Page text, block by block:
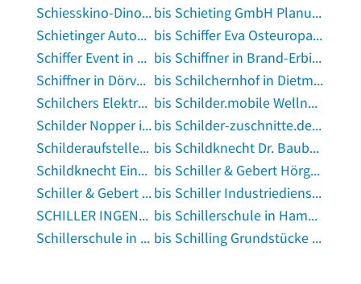
Schiesskino-Dino in Bad Sobernheim
bis Schieting GmbH Planungsbüro-Wohnbau-Immobilien in Rottenburg am Neckar
Schietinger Automaten-Service GmbH in Renchen
bis Schiffer Eva Osteuropa-Kommunikation Übersetzen Dolmetschen Consulting in Berlin
Schiffer Event in Köln
bis Schiffner in Brand-Erbisdorf
Schiffner in Dörverden
bis Schilchernhof in Dietmannsried
Schilchers Elektromeisterbetrieb GmbH in Neuried, Kreis München
bis Schilder.mobile Wellnessmassagen Christina Schilder in Berlin
Schilder Nopper in Krefeld
bis Schilder-zuschnitte.de in Westerheim, Württemberg
Schilderaufsteller.de in Hamburg
bis Schildknecht Dr. Baubetreuungs AG in Erfurt
Schildknecht Einrichtungshaus in Stuttgart
bis Schiller & Gebert Hörgeräte - Sinzing in Sinzing, Oberpfalz
Schiller & Gebert Hörgeräte Cham in Cham, Oberpfalz
bis Schiller Industriedienstleistungen in Münster, Westfalen
SCHILLER INGENIEURE UND GEOLOGEN in Michendorf
bis Schillerschule in Hamm, Westfalen
Schillerschule in Hamm, Westfalen
bis Schilling Grundstücke GbR in Freiberg am Neckar